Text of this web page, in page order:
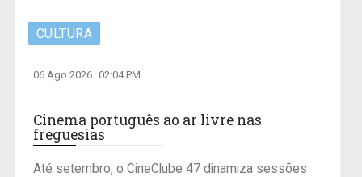
CULTURA
06 Ago 2026 02:04 PM
Cinema português ao ar livre nas
freguesias
Até setembro, o CineClube 47 dinamiza sessões